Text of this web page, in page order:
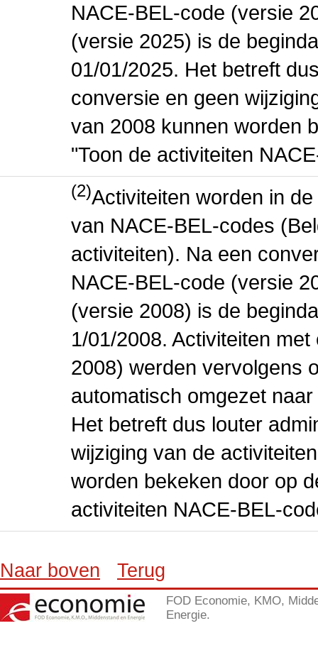
NACE-BEL-code (versie
(versie 2025) is de
01/01/2025. Het betreft
conversie en geen
van 2008 kunnen worden
"Toon de activiteiten
(2)Activiteiten worden in
van NACE-BEL-codes
activiteiten). Na een
NACE-BEL-code (versie
(versie 2008) is de
1/01/2008. Activiteiten
2008) werden vervolgens
automatisch omgezet
Het betreft dus louter
wijziging van de
worden bekeken door op
activiteiten NACE-BEL-
Naar boven Terug
FOD Economie, KMO,
Energie.